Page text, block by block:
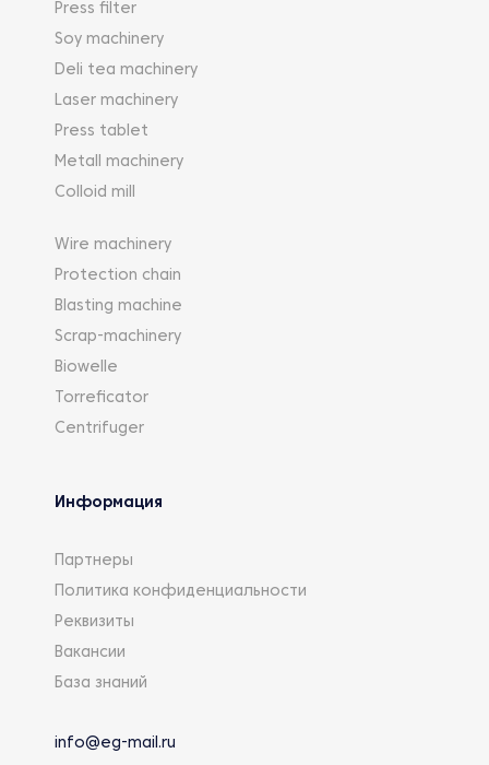
Press filter
Soy machinery
Deli tea machinery
Laser machinery
Press tablet
Metall machinery
Colloid mill
Wire machinery
Protection chain
Blasting machine
Scrap-machinery
Biowelle
Torreficator
Centrifuger
Информация
Партнеры
Политика конфиденциальности
Реквизиты
Вакансии
База знаний
info@eg-mail.ru